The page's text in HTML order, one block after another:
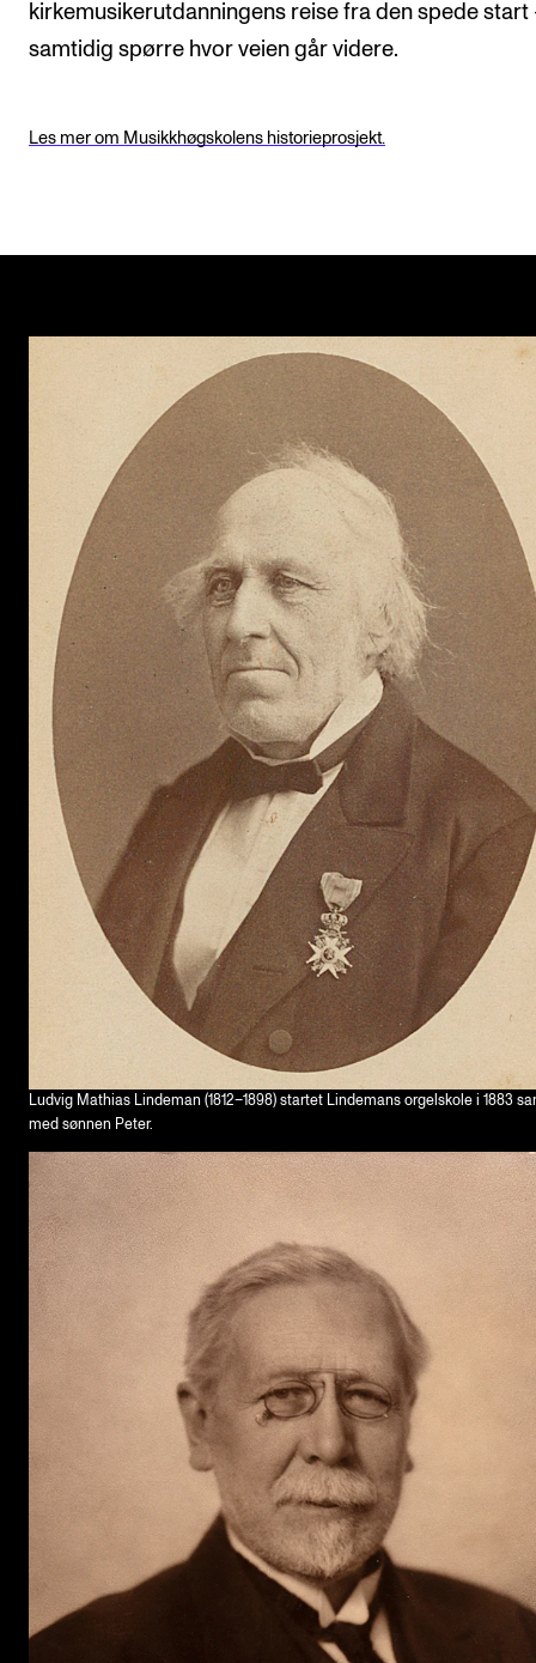
kirkemusikerutdanningens reise fra den spede start
samtidig spørre hvor veien går videre.
Les mer om Musikkhøgskolens historieprosjekt.
Ludvig Mathias Lindeman (1812–1898) startet Lindemans orgelskole i 1883
med sønnen Peter.